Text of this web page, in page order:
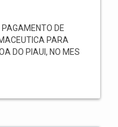
DE
PARA
DO PIAUI, NO MES